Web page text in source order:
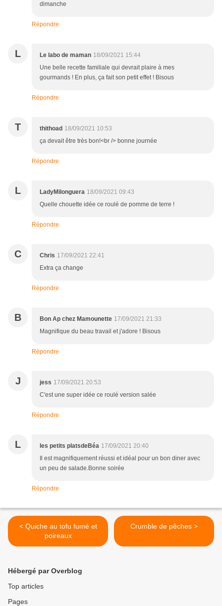
dimanche
Répondre
L Le labo de maman 18/09/2021 15:44
Une belle recette familiale qui devrait plaire à mes
gourmands ! En plus, ça fait son petit effet ! Bisous
Répondre
T thithoad 18/09/2021 10:53
ça devait être très bon!<br /> bonne journée
Répondre
L LadyMilonguera 18/09/2021 09:43
Quelle chouette idée ce roulé de pomme de terre !
Répondre
C Chris 17/09/2021 22:41
Extra ça change
Répondre
B Bon Ap chez Mamounette 17/09/2021 21:33
Magnifique du beau travail et j'adore ! Bisous
Répondre
J jess 17/09/2021 20:53
C'est une super idée ce roulé version salée
Répondre
L les petits platsdeBéa 17/09/2021 20:40
Il est magnifiquement réussi et idéal pour un bon diner avec
un peu de salade.Bonne soirée
Répondre
< Quiche au tofu fumé et
poireaux
Crumble de pêches >
Hébergé par Overblog
Top articles
Pages